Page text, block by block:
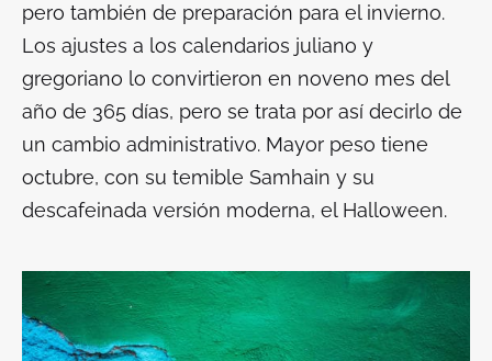
pero también de preparación para el invierno.
Los ajustes a los calendarios juliano y
gregoriano lo convirtieron en noveno mes del
año de 365 días, pero se trata por así decirlo de
un cambio administrativo. Mayor peso tiene
octubre, con su temible Samhain y su
descafeinada versión moderna, el Halloween.